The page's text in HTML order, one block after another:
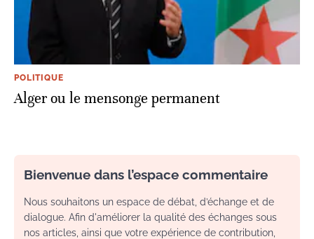
POLITIQUE
Alger ou le mensonge permanent
Bienvenue dans l’espace commentaire
Nous souhaitons un espace de débat, d’échange et de
dialogue. Afin d'améliorer la qualité des échanges sous
nos articles, ainsi que votre expérience de contribution,